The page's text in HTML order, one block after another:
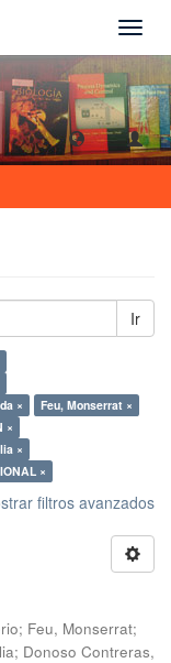
Ir
×
Feu, Monserrat ×
×
×
×
filtros avanzados
; Feu, Monserrat;
; Donoso Contreras,